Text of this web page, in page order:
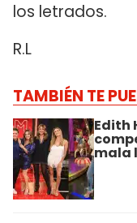
los letrados.
R.L
TAMBIÉN TE
Edith
mala